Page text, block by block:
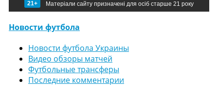
21+ Матеріали сайту призначені для осіб старше 21 року
Новости футбола
Новости футбола Украины
Видео обзоры матчей
Футбольные трансферы
Последние комментарии